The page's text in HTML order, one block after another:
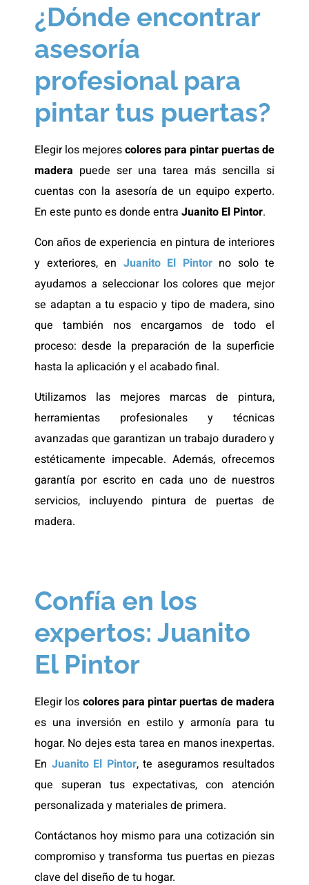
¿Dónde encontrar
asesoría
profesional para
pintar tus puertas?
Elegir los mejorescolores para pintar puertas de
madera puede ser una tarea más sencilla si
cuentas con la asesoría de un equipo experto.
En este punto es donde entra Juanito El Pintor.
Con años de experiencia en pintura de interiores
y exteriores, en Juanito El Pintor no solo te
ayudamos a seleccionar los colores que mejor
se adaptan a tu espacio y tipo de madera, sino
que también nos encargamos de todo el
proceso: desde la preparación de la superficie
hasta la aplicación y el acabado final.
Utilizamos las mejores marcas de pintura,
herramientas profesionales y técnicas
avanzadas que garantizan un trabajo duradero y
estéticamente impecable. Además, ofrecemos
garantía por escrito en cada uno de nuestros
servicios, incluyendo pintura de puertas de
madera.
Confía en los
expertos: Juanito
El Pintor
Elegir los colores para pintar puertas de madera
es una inversión en estilo y armonía para tu
hogar. No dejes esta tarea en manos inexpertas.
En Juanito El Pintor, te aseguramos resultados
que superan tus expectativas, con atención
personalizada y materiales de primera.
Contáctanos hoy mismo para una cotización sin
compromiso y transforma tus puertas en piezas
clave del diseño de tu hogar.